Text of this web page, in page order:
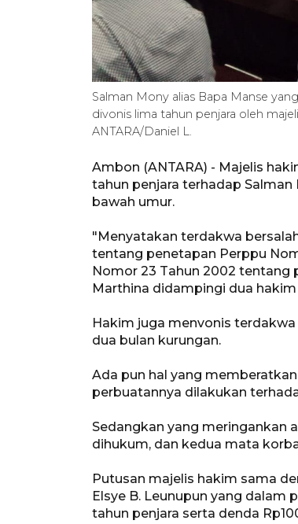
Salman Mony alias Bapa Manse
divonis lima tahun penjara oleh
ANTARA/Daniel L.
Ambon (ANTARA) - Majelis
tahun penjara terhadap
bawah umur.
"Menyatakan terdakwa
tentang penetapan Perppu
Nomor 23 Tahun 2002 tentang
Marthina didampingi dua
Hakim juga menvonis
dua bulan kurungan.
Ada pun hal yang
perbuatannya dilakukan
Sedangkan yang meringankan
dihukum, dan kedua mata
Putusan majelis hakim sama
Elsye B. Leunupun yang
tahun penjara serta denda